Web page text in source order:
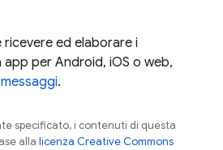
ed elaborare i
app per Android, iOS o web,
.
specificato, i contenuti di questa
alla licenza Creative Commons